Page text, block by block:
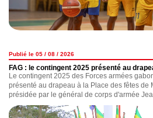
Publié le 05 / 08 / 2026
FAG : le contingent 2025 présenté au
Le contingent 2025 des Forces armées
présenté au drapeau à la Place des fêtes de
présidée par le général de corps d'armée
major général des Forces armées gabonaises.